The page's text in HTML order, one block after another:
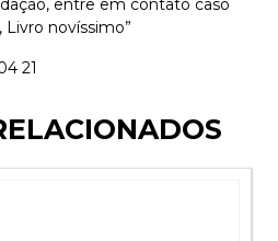
entre em contato caso
Livro novíssimo”
21